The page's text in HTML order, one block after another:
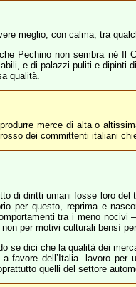
meglio, con calma, tra
Pechino non sembra né Il
e di palazzi puliti e dipinti
qualità.
merce di alta o
dei committenti italiani
di diritti umani fosse loro
per questo, reprima e
tra i meno
per motivi culturali bensì
se dici che la qualità dei
favore dell’Italia. lavoro
quelli del settore